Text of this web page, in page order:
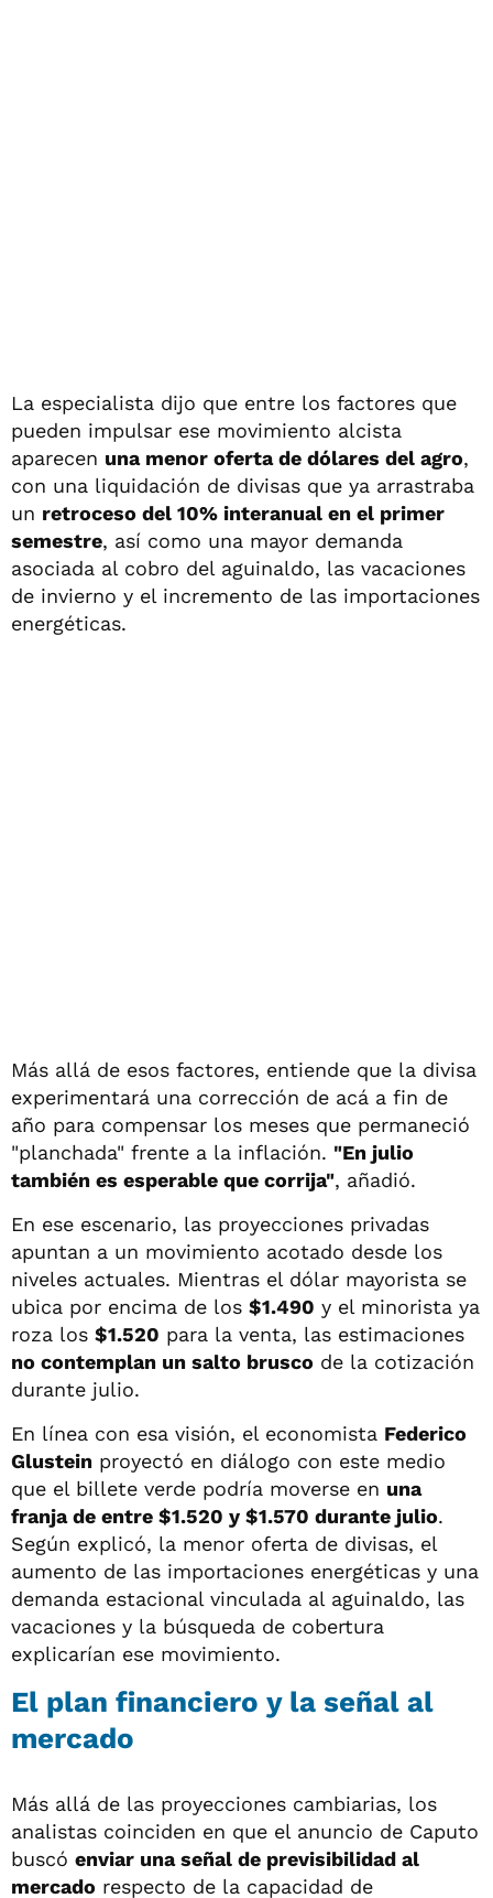
La especialista dijo que entre los factores que
pueden impulsar ese movimiento alcista
aparecen una menor oferta de dólares del agro,
con una liquidación de divisas que ya arrastraba
un retroceso del 10% interanual en el primer
semestre, así como una mayor demanda
asociada al cobro del aguinaldo, las vacaciones
de invierno y el incremento de las importaciones
energéticas.
Más allá de esos factores, entiende que la divisa
experimentará una corrección de acá a fin de
año para compensar los meses que permaneció
"planchada" frente a la inflación. "En julio
también es esperable que corrija", añadió.
En ese escenario, las proyecciones privadas
apuntan a un movimiento acotado desde los
niveles actuales. Mientras el dólar mayorista se
ubica por encima de los $1.490 y el minorista ya
roza los $1.520 para la venta, las estimaciones
no contemplan un salto brusco de la cotización
durante julio.
En línea con esa visión, el economista Federico
Glustein proyectó en diálogo con este medio
que el billete verde podría moverse en una
franja de entre $1.520 y $1.570 durante julio.
Según explicó, la menor oferta de divisas, el
aumento de las importaciones energéticas y una
demanda estacional vinculada al aguinaldo, las
vacaciones y la búsqueda de cobertura
explicarían ese movimiento.
El plan financiero y la señal al
mercado
Más allá de las proyecciones cambiarias, los
analistas coinciden en que el anuncio de Caputo
buscó enviar una señal de previsibilidad al
mercado respecto de la capacidad de